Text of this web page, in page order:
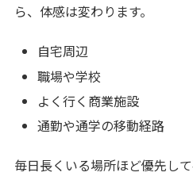
ら、体感は変わります。
自宅周辺
職場や学校
よく行く商業施設
通勤や通学の移動経路
毎日長くいる場所ほど優先し